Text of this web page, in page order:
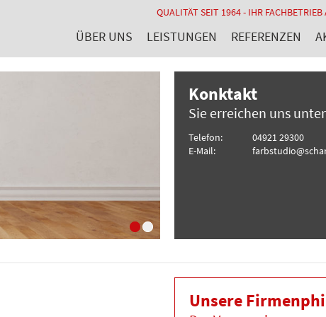
QUALITÄT SEIT 1964 - IHR FACHBETRIEB
ÜBER UNS LEISTUNGEN REFERENZEN
Konktakt
Sie erreichen uns
Telefon:
04921 29300
E-Mail:
Unsere